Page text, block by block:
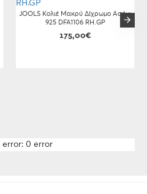
JOOLS Κολιέ Μακρύ Δίχρωμο Ασήμι
925 DFA1106 RH.GP
175,00€
error: 0 error